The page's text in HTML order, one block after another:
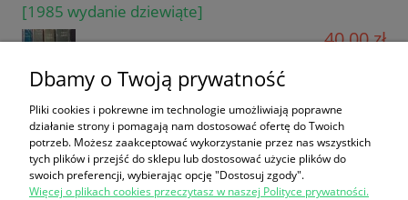
[1985 wydanie dziewiąte]
40,00 zł
Dbamy o Twoją prywatność
Pliki cookies i pokrewne im technologie umożliwiają poprawne
działanie strony i pomagają nam dostosować ofertę do Twoich
potrzeb. Możesz zaakceptować wykorzystanie przez nas wszystkich
tych plików i przejść do sklepu lub dostosować użycie plików do
swoich preferencji, wybierając opcję "Dostosuj zgody".
Więcej o plikach cookies przeczytasz w naszej Polityce prywatności.